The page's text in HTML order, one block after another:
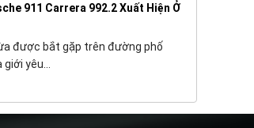
911 Carrera 992.2 Xuất Hiện Ở
được bắt gặp trên đường phố
yêu...